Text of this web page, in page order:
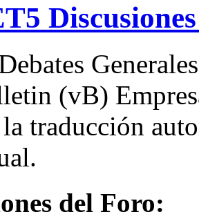
(vB)
traducción
del Foro: